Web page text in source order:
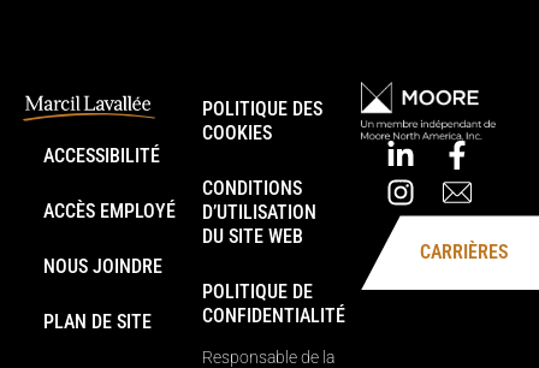
ACCESSIBILITÉ
ACCÈS EMPLOYÉ
NOUS JOINDRE
PLAN DE SITE
POLITIQUE DES
COOKIES
CONDITIONS
D’UTILISATION
DU SITE WEB
POLITIQUE DE
CONFIDENTIALITÉ
Responsable de la
CARRIÈRES